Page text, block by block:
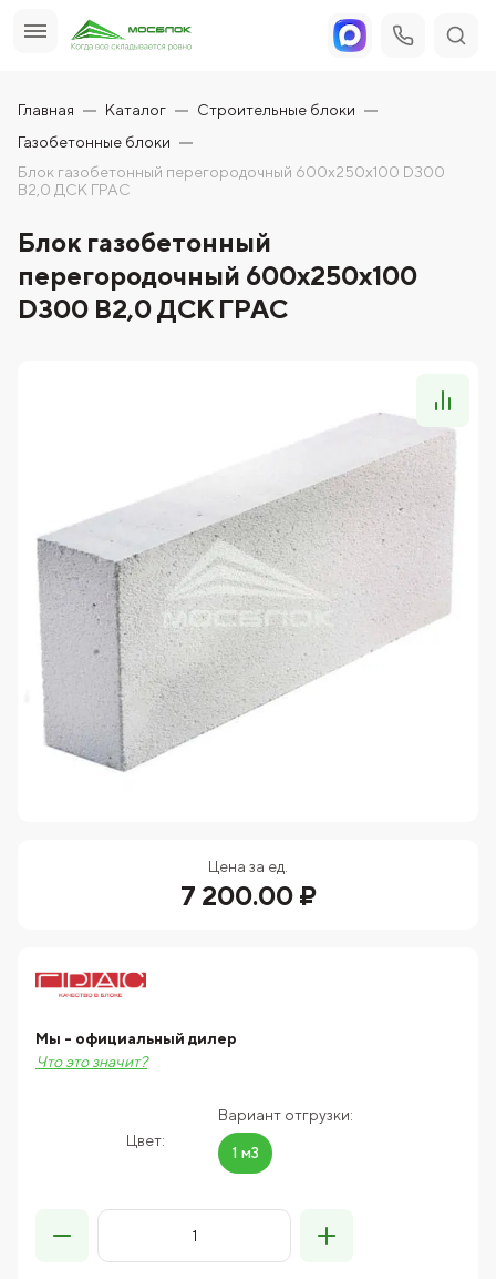
Главная Каталог
Строительные блоки
Газобетонные блоки
Блок газобетонный перегородочный 600x250x100 D300
B2,0 ДСК ГРАС
Блок газобетонный
перегородочный 600x250x100
D300 B2,0 ДСК ГРАС
Цена за ед.
7 200.00 ₽
Цвет:
Вариант отгрузки:
1 м3
Мы - официальный дилер
Что это значит?